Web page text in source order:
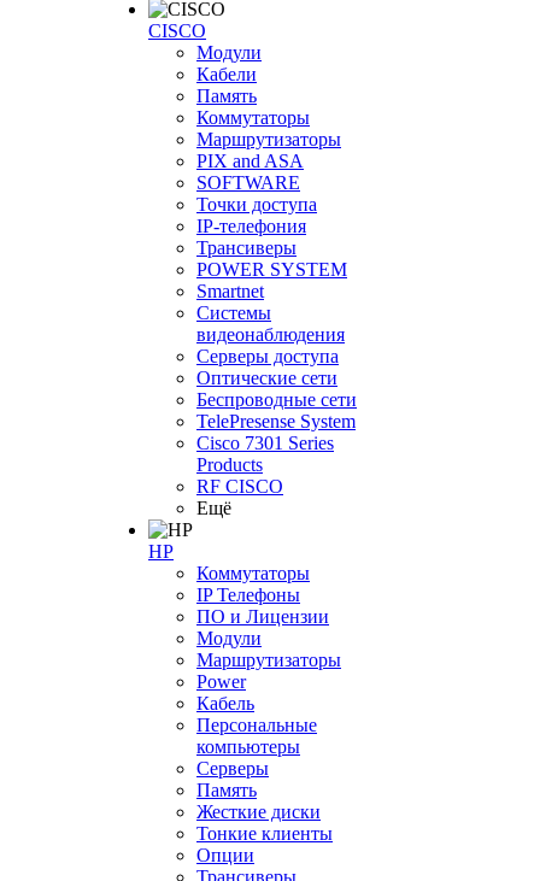
CISCO
Модули
Кабели
Память
Коммутаторы
Маршрутизаторы
PIX and ASA
SOFTWARE
Точки доступа
IP-телефония
Трансиверы
POWER SYSTEM
Smartnet
Системы
видеонаблюдения
Серверы доступа
Оптические сети
Беспроводные сети
TelePresense System
Cisco 7301 Series
Products
RF CISCO
Ещё
HP
Коммутаторы
IP Телефоны
ПО и Лицензии
Модули
Маршрутизаторы
Power
Кабель
Персональные
компьютеры
Серверы
Память
Жесткие диски
Тонкие клиенты
Опции